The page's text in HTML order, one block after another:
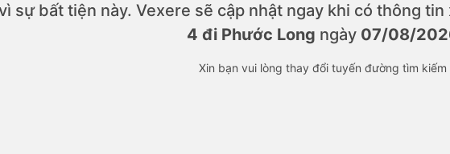
sự bất tiện này. Vexere sẽ cập nhật ngay khi có thông tin
4 đi Phước Long ngày 07/08/
Xin bạn vui lòng thay đổi tuyến đường tìm kiếm